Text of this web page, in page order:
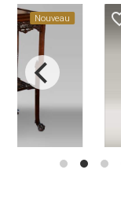
Nouveau